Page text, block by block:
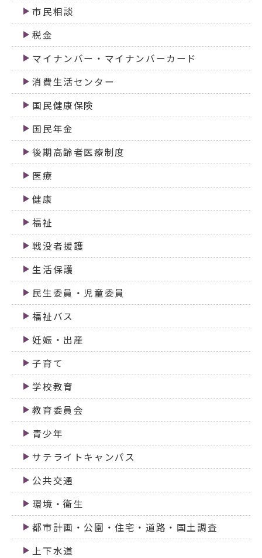
市民相談
税金
マイナンバー・マイナンバーカード
消費生活センター
国民健康保険
国民年金
後期高齢者医療制度
医療
健康
福祉
戦没者援護
生活保護
民生委員・児童委員
福祉バス
妊娠・出産
子育て
学校教育
教育委員会
青少年
サテライトキャンパス
公共交通
環境・衛生
都市計画・公園・住宅・道路・国土調査
上下水道